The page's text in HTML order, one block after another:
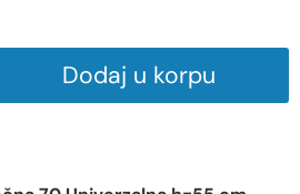
Dodaj u korpu